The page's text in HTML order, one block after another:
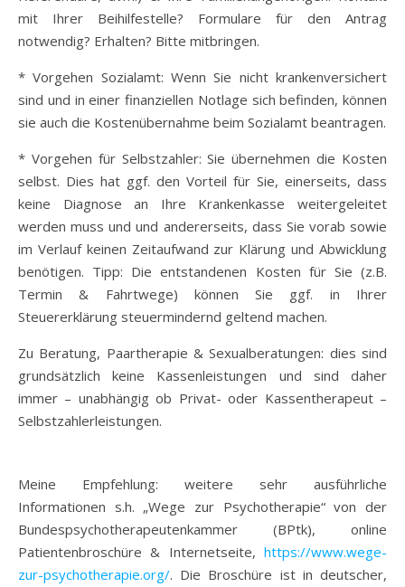
mit Ihrer Beihilfestelle? Formulare für den Antrag
notwendig? Erhalten? Bitte mitbringen.
* Vorgehen Sozialamt: Wenn Sie nicht krankenversichert
sind und in einer finanziellen Notlage sich befinden, können
sie auch die Kostenübernahme beim Sozialamt beantragen.
* Vorgehen für Selbstzahler: Sie übernehmen die Kosten
selbst. Dies hat ggf. den Vorteil für Sie, einerseits, dass
keine Diagnose an Ihre Krankenkasse weitergeleitet
werden muss und und andererseits, dass Sie vorab sowie
im Verlauf keinen Zeitaufwand zur Klärung und Abwicklung
benötigen. Tipp: Die entstandenen Kosten für Sie (z.B.
Termin & Fahrtwege) können Sie ggf. in Ihrer
Steuererklärung steuermindernd geltend machen.
Zu Beratung, Paartherapie & Sexualberatungen: dies sind
grundsätzlich keine Kassenleistungen und sind daher
immer – unabhängig ob Privat- oder Kassentherapeut –
Selbstzahlerleistungen.
Meine Empfehlung: weitere sehr ausführliche
Informationen s.h. „Wege zur Psychotherapie“ von der
Bundespsychotherapeutenkammer (BPtk), online
Patientenbroschüre & Internetseite, https://www.wege-
zur-psychotherapie.org/. Die Broschüre ist in deutscher,